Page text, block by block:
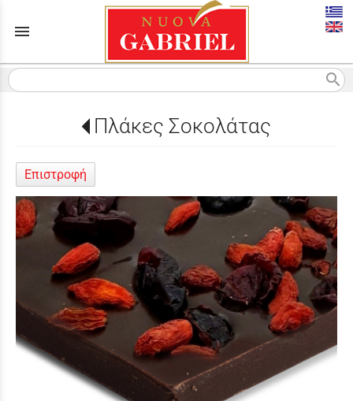
menu
search
Πλάκες Σοκολάτας
Επιστροφή